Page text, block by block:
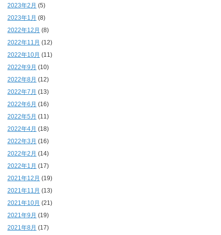
2023年2月 (5)
2023年1月 (8)
2022年12月 (8)
2022年11月 (12)
2022年10月 (11)
2022年9月 (10)
2022年8月 (12)
2022年7月 (13)
2022年6月 (16)
2022年5月 (11)
2022年4月 (18)
2022年3月 (16)
2022年2月 (14)
2022年1月 (17)
2021年12月 (19)
2021年11月 (13)
2021年10月 (21)
2021年9月 (19)
2021年8月 (17)